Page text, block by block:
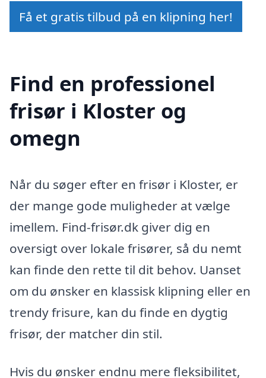
Få et gratis tilbud på en klipning her!
Find en professionel
frisør i Kloster og
omegn
Når du søger efter en frisør i Kloster, er
der mange gode muligheder at vælge
imellem. Find-frisør.dk giver dig en
oversigt over lokale frisører, så du nemt
kan finde den rette til dit behov. Uanset
om du ønsker en klassisk klipning eller en
trendy frisure, kan du finde en dygtig
frisør, der matcher din stil.
Hvis du ønsker endnu mere fleksibilitet,